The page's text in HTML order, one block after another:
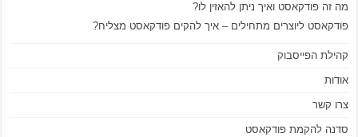
מה זה פודקאסט ואיך ניתן להאזין לו?
פודקאסט ליוצרים מתחילים – איך להקים פודקאסט מצליח?
קהילת הפייסבוק
אודות
צרו קשר
סדנה להקמת פודקאסט